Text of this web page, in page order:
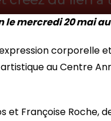
le mercredi 20 mai au
corporelle
au Centre
et Françoise Roche,